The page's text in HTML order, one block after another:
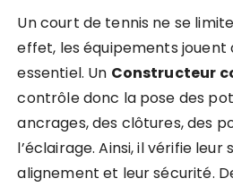
Un court de tennis ne se
effet, les équipements jouent
essentiel. Un Constructeur
contrôle donc la pose des
ancrages, des clôtures, des
l’éclairage. Ainsi, il vérifie leur
alignement et leur sécurité.